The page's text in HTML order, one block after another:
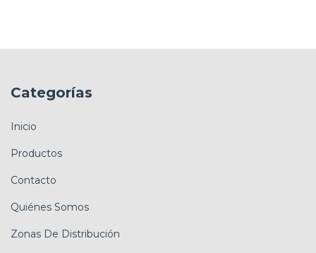
Categorías
Inicio
Productos
Contacto
Quiénes Somos
Zonas De Distribución